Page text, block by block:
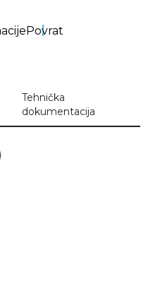
Povrat
Tehnička
dokumentacija